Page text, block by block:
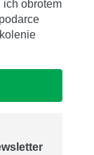
obrotem